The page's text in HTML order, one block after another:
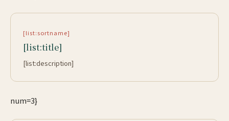
[list:sortname]
[list:title]
[list:description]
num=3}